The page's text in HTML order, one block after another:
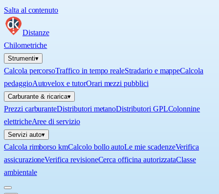
Salta al contenuto
Distanze
Chilometriche
Strumenti▾
Calcola percorsoTraffico in tempo realeStradario e mappeCalcola
pedaggioAutovelox e tutorOrari mezzi pubblici
Carburante & ricarica▾
Prezzi carburanteDistributori metanoDistributori GPLColonnine
elettricheAree di servizio
Servizi auto▾
Calcola rimborso kmCalcolo bollo autoLe mie scadenzeVerifica
assicurazioneVerifica revisioneCerca officina autorizzataClasse
ambientale